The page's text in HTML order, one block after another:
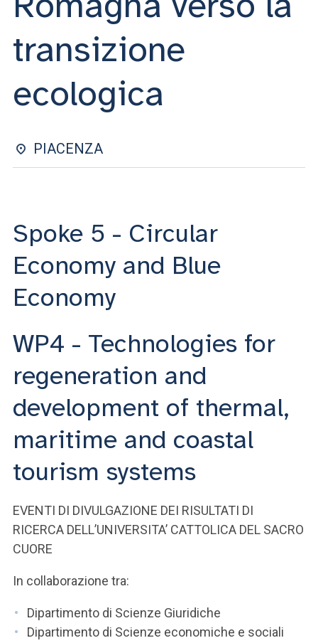
SEI UN DOCENTE O UN MEMBRO DELLO STAFF
transizione
ecologica
PIACENZA
Spoke 5 - Circular
Economy and Blue
Economy
WP4 - Technologies for
regeneration and
development of thermal,
maritime and coastal
tourism systems
EVENTI DI DIVULGAZIONE DEI RISULTATI DI
RICERCA DELL’UNIVERSITA’ CATTOLICA DEL SACRO
CUORE
In collaborazione tra:
Dipartimento di Scienze Giuridiche
Dipartimento di Scienze economiche e sociali